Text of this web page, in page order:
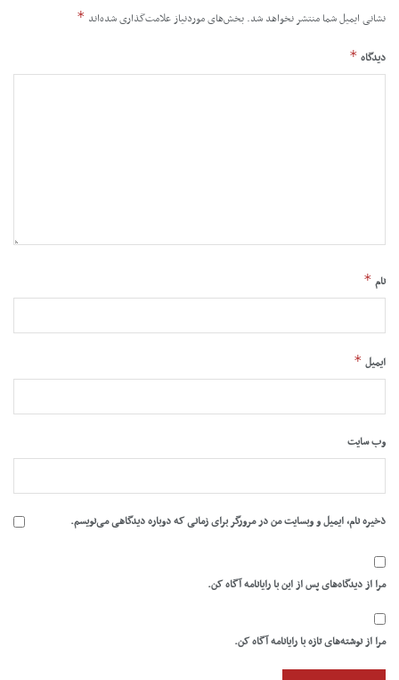
نشانی ایمیل شما منتشر نخواهد شد. بخش‌های موردنیاز علامت‌گذاری شده‌اند *
دیدگاه *
نام *
ایمیل *
وب‌ سایت
ذخیره نام، ایمیل و وبسایت من در مرورگر برای زمانی که دوباره دیدگاهی می‌نویسم.
مرا از دیدگاه‌های پس از این با رایانامه آگاه کن.
مرا از نوشته‌های تازه با رایانامه آگاه کن.